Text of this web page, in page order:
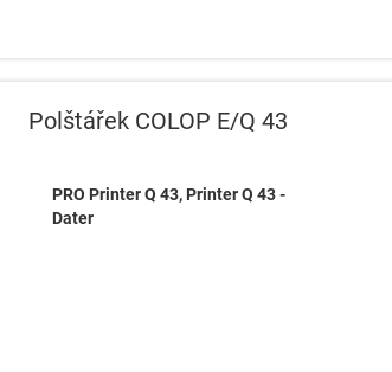
Polštářek COLOP E/Q 43
PRO Printer Q 43, Printer Q 43 -
Dater